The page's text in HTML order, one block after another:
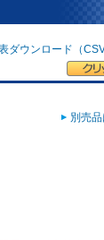
ダウンロード（
別売